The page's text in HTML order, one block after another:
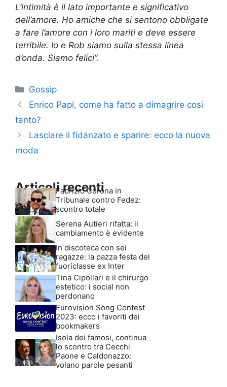
L’intimità è il lato importante e significativo
dell’amore. Ho amiche che si sentono obbligate
a fare l’amore con i loro mariti e deve essere
terribile. Io e Rob siamo sulla stessa linea
d’onda. Siamo felici”.
Categorie
Gossip
Enrico Papi, come ha fatto a dimagrire cosi
tanto?
Lasciare il fidanzato e sparire: ecco la nuova
moda
Articoli recenti
Fabrizio Corona in
Tribunale contro Fedez:
scontro totale
Serena Autieri rifatta: il
cambiamento è evidente
In discoteca con sei
ragazze: la pazza festa del
fuoriclasse ex Inter
Tina Cipollari e il chirurgo
estetico: i social non
perdonano
Eurovision Song Contest
2023: ecco i favoriti dei
bookmakers
Isola dei famosi, continua
lo scontro tra Cecchi
Paone e Caldonazzo:
volano parole pesanti